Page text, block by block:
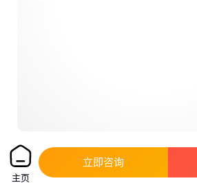
激光直缝自动焊机 1500瓦
铁板 不锈钢板
主页
立即咨询